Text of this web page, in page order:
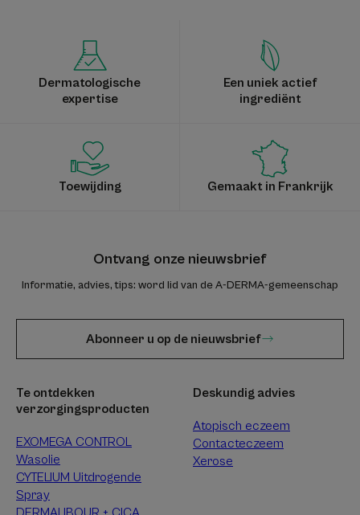
Dermatologische
expertise
Een uniek actief
ingrediënt
Toewijding Gemaakt in Frankrijk
Ontvang onze nieuwsbrief
Informatie, advies, tips: word lid van de A-DERMA-gemeenschap
Abonneer u op de nieuwsbrief
Te ontdekken
verzorgingsproducten
EXOMEGA CONTROL
Wasolie
CYTELIUM Uitdrogende
Spray
Deskundig advies
Atopisch eczeem
Contacteczeem
Xerose